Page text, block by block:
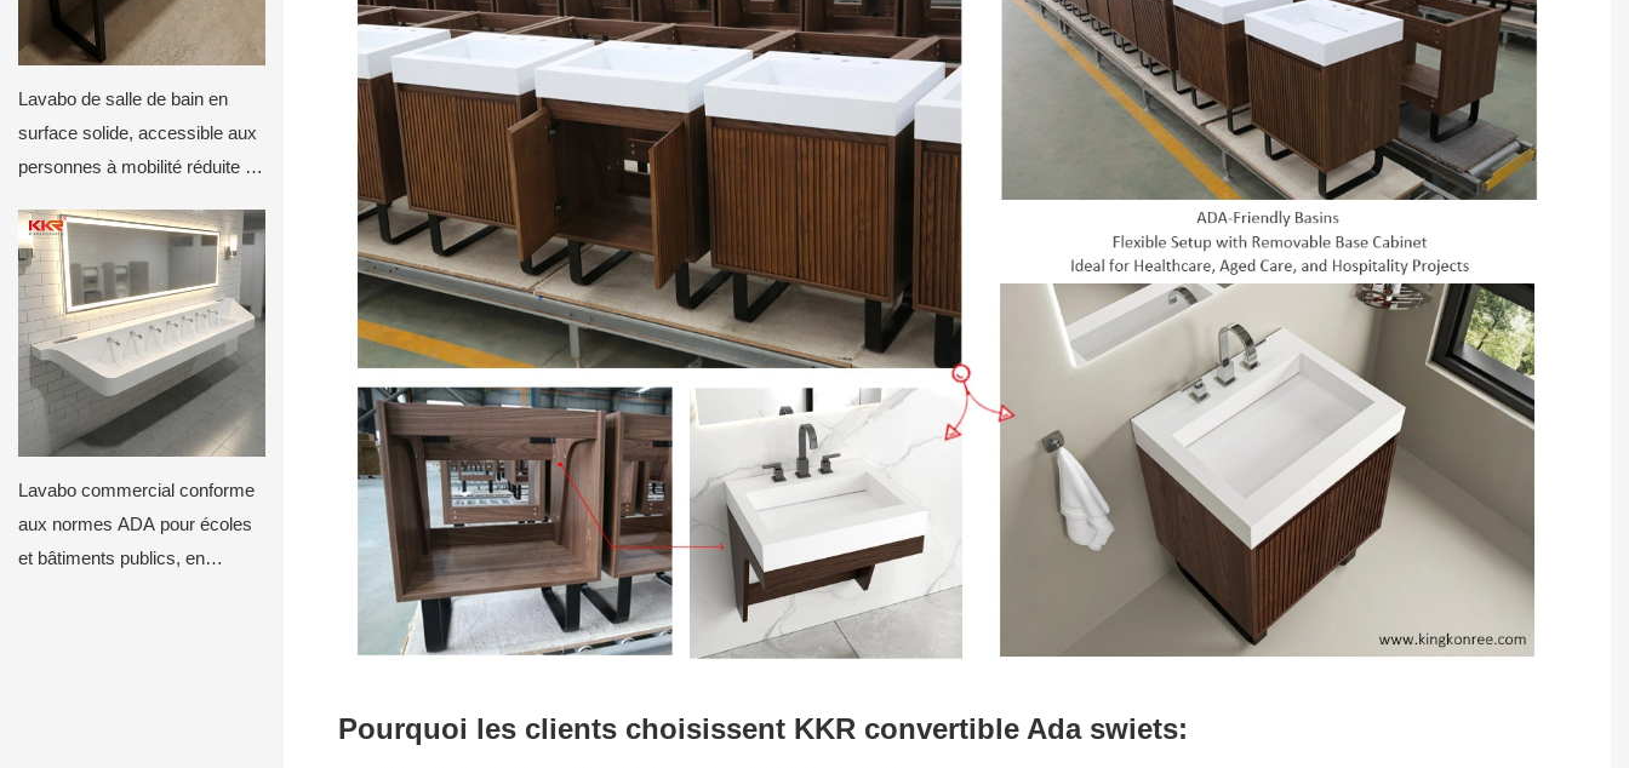
Lavabo de salle de bain en
surface solide, accessible aux
personnes à mobilité réduite |
avec base en métal
Lavabo commercial conforme
aux normes ADA pour écoles
et bâtiments publics, en
Pourquoi les clients choisissent KKR convertible Ada swiets: